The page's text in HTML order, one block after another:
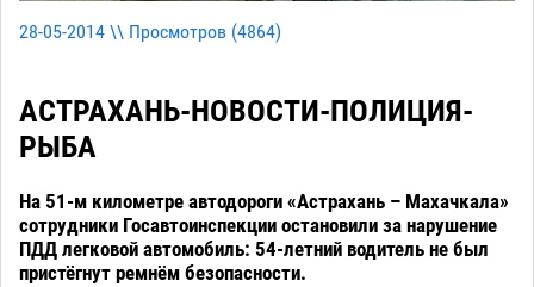
28-05-2014 \\ Просмотров (4864)
АСТРАХАНЬ-НОВОСТИ-ПОЛИЦИЯ-
РЫБА
На 51-м километре автодороги «Астрахань – Махачкала»
сотрудники Госавтоинспекции остановили за нарушение
ПДД легковой автомобиль: 54-летний водитель не был
пристёгнут ремнём безопасности.